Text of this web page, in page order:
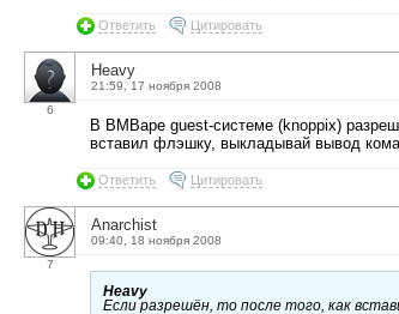
Ответить Цитировать
6
Heavy
21:59, 17 ноября 2008
В ВМВаре guest-системе (knoppix)
вставил флэшку, выкладывай вывод
Ответить Цитировать
7
Anarchist
09:40, 18 ноября 2008
Heavy
Если разрешён, то после того, как